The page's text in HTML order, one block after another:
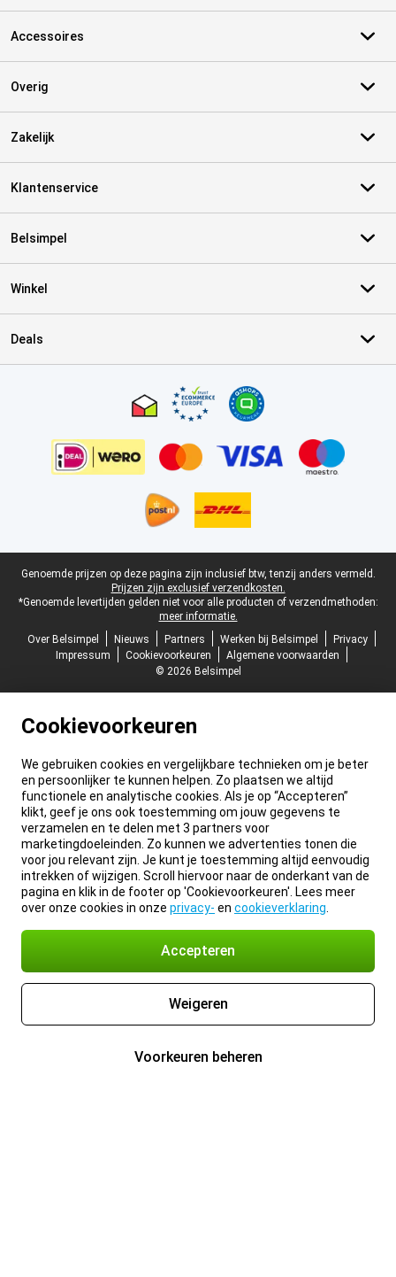
Accessoires
Overig
Zakelijk
Klantenservice
Belsimpel
Winkel
Deals
Juridische voettekst
Genoemde prijzen op deze pagina zijn inclusief btw, tenzij anders vermeld.
Prijzen zijn exclusief verzendkosten.
*Genoemde levertijden gelden niet voor alle producten of verzendmethoden:
meer informatie.
Over Belsimpel
Nieuws Partners Werken bij Belsimpel
Privacy
Impressum
Cookievoorkeuren
Algemene voorwaarden
© 2026 Belsimpel
Cookievoorkeuren
We gebruiken cookies en vergelijkbare technieken om je beter
en persoonlijker te kunnen helpen. Zo plaatsen we altijd
functionele en analytische cookies. Als je op “Accepteren”
klikt, geef je ons ook toestemming om jouw gegevens te
verzamelen en te delen met 3 partners voor
marketingdoeleinden. Zo kunnen we advertenties tonen die
voor jou relevant zijn. Je kunt je toestemming altijd eenvoudig
intrekken of wijzigen. Scroll hiervoor naar de onderkant van de
pagina en klik in de footer op 'Cookievoorkeuren'. Lees meer
over onze cookies in onze privacy- en cookieverklaring
Accepteren
Weigeren
Voorkeuren beheren